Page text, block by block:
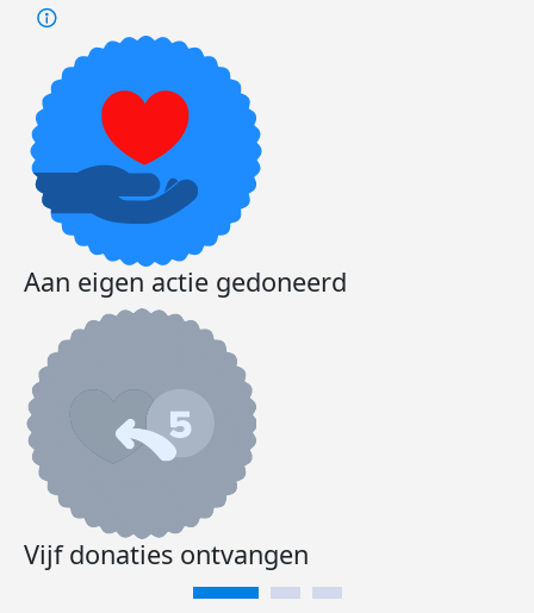
Aan eigen actie gedoneerd
Vijf donaties ontvangen